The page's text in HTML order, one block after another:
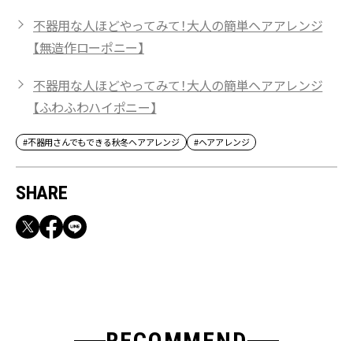
不器用な人ほどやってみて！大人の簡単ヘアアレンジ
【無造作ローポニー】
不器用な人ほどやってみて！大人の簡単ヘアアレンジ
【ふわふわハイポニー】
#不器用さんでもできる秋冬ヘアアレンジ #ヘアアレンジ
SHARE